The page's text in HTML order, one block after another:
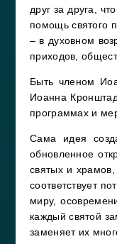
друг за друга,
помощь святого
– в духовном
приходов,
Быть членом
Иоанна
программах и
Сама идея
обновленное
святых и
соответствует
миру,
каждый святой
заменяет их